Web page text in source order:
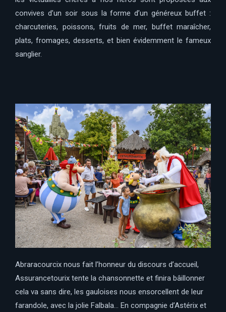
convives d’un soir sous la forme d’un généreux buffet :
charcuteries, poissons, fruits de mer, buffet maraîcher,
plats, fromages, desserts, et bien évidemment le fameux
sanglier.
Abraracourcix nous fait l’honneur du discours d’accueil,
Assurancetourix tente la chansonnette et finira bâillonner
cela va sans dire, les gauloises nous ensorcellent de leur
farandole, avec la jolie Falbala… En compagnie d’Astérix et